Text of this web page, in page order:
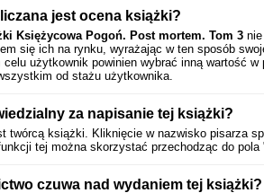
jest ocena książki?
Księżycowa Pogoń. Post mortem. Tom 3
się ich na rynku, wyrażając w ten sposób
celu użytkownik powinien wybrać inną wartość w
od stażu użytkownika.
za napisanie tej książki?
twórcą książki. Kliknięcie w nazwisko pisarza
tej można skorzystać przechodząc do pola
czuwa nad wydaniem tej książki?